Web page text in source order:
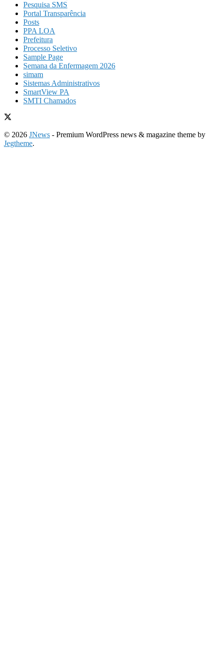
Pesquisa SMS
Portal Transparência
Posts
PPA LOA
Prefeitura
Processo Seletivo
Sample Page
Semana da Enfermagem 2026
simam
Sistemas Administrativos
SmartView PA
SMTI Chamados
© 2026 JNews - Premium WordPress news & magazine theme by
Jegtheme.